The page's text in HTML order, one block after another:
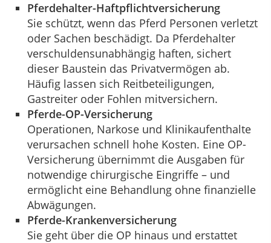
Pferdehalter-Haftpflichtversicherung
Sie schützt, wenn das Pferd Personen verletzt
oder Sachen beschädigt. Da Pferdehalter
verschuldensunabhängig haften, sichert
dieser Baustein das Privatvermögen ab.
Häufig lassen sich Reitbeteiligungen,
Gastreiter oder Fohlen mitversichern.
Pferde-OP-Versicherung
Operationen, Narkose und Klinikaufenthalte
verursachen schnell hohe Kosten. Eine OP-
Versicherung übernimmt die Ausgaben für
notwendige chirurgische Eingriffe – und
ermöglicht eine Behandlung ohne finanzielle
Abwägungen.
Pferde-Krankenversicherung
Sie geht über die OP hinaus und erstattet